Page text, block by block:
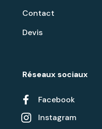
Réseaux sociaux
 Facebook
 Instagram
Contact
Devis